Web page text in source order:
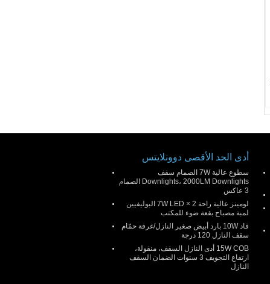
أدى الحد الأقصى دوونلايتس
سطوع عالية 7W الصمام سقف
Downlights، 2000LM Downlights الصمام
3 عاكس
لومينز عالية راحة 2 × 7W LED البوليفيين
لمبة مصباح بقعة ضوء للمكتب
قاد 10W بارد أبيض صغير النازل/غرفة حمّام
سقف النازل 120 درجة
15W COB أدى النازل السقف، منقولة،
ارتفاع التجويف 3 سنوات الضمان السقف
النازل